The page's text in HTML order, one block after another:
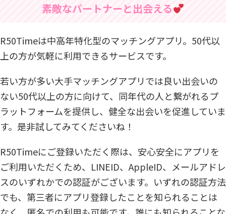
素敵なパートナーと出会える
R50Timeは中高年特化型のマッチングアプリ。50代以
上の方が気軽に利用できるサービスです。
若い方が多い大手マッチングアプリでは良い出会いの
ない50代以上の方に向けて、同年代の人と繋がれるプ
ラットフォームを提供し、健全な出会いを促進していま
す。是非試してみてくださいね！
R50Timeにご登録いただく際は、安心安全にアプリを
ご利用いただくため、LINEID、AppleID、メールアドレ
スのいずれかでの認証がございます。いずれの認証方法
でも、第三者にアプリ登録したことを知られることは